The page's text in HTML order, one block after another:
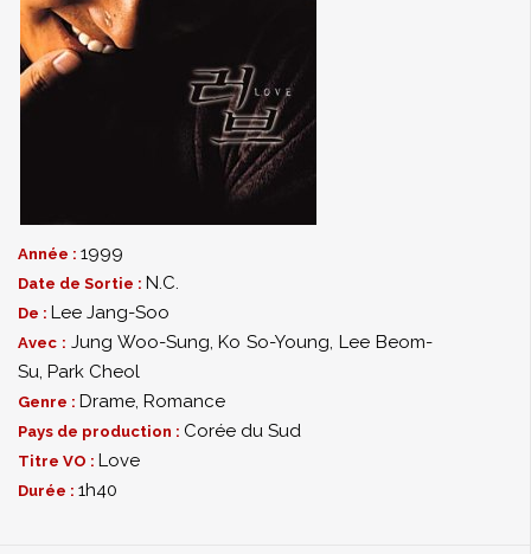
Année : 1999
Date de Sortie : N.C.
De : Lee Jang-Soo
Avec : Jung Woo-Sung,Ko So-Young,Lee Beom-
Su, Park Cheol
Genre : Drame, Romance
Pays de production : Corée du Sud
Titre VO : Love
Durée : 1h40